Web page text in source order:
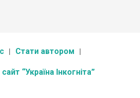
Стати автором
“Україна Інкогніта”